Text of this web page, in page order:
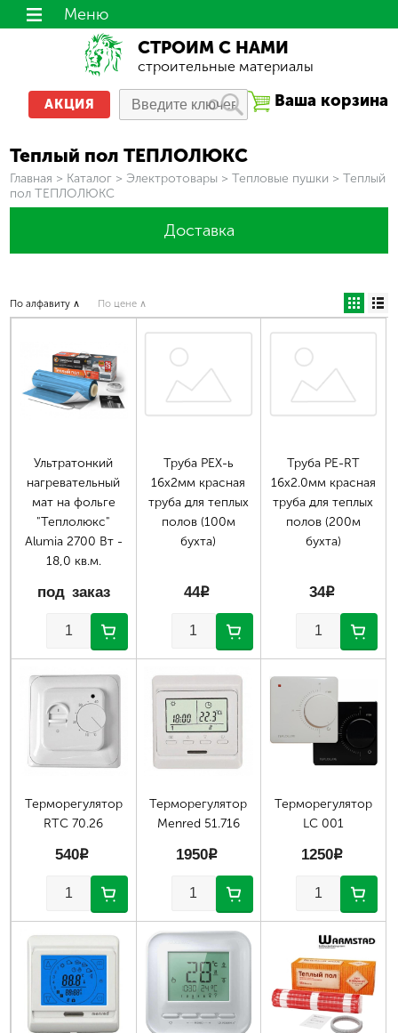
СТРОИМ С НАМИ
строительные материалы
Ваша корзина
АКЦИЯ
Меню
Теплый пол ТЕПЛОЛЮКС
Вы здесь
Главная > Каталог > Электротовары > Тепловые пушки > Теплый
пол ТЕПЛОЛЮКС
Доставка
По алфавиту ∧ По цене ∧
Ультратонкий
нагревательный
мат на фольге
"Теплолюкс"
Alumia 2700 Вт -
18,0 кв.м.
под заказ
Труба РЕХ-ь
16х2мм красная
труба для теплых
полов (100м
бухта)
44p
Труба PE-RT
16х2.0мм красная
труба для теплых
полов (200м
бухта)
34p
Терморегулятор
RTC 70.26
540p
Терморегулятор
Menred 51.716
1950p
Терморегулятор
LC 001
1250p